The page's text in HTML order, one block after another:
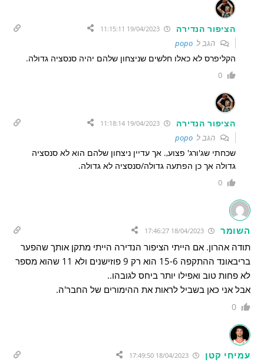
הציפור הנדירה
הגב לpopo
הקליפרס לא כאלו חלשים שניצחון שלהם יהיה סנסציה גדולה.
0
הציפור הנדירה
הגב לpopo
שכחתי שג'ורג' פצוע,. אך עדיין ניצחון שלהם הוא לא סנסציה
גדולה אך כן הפתעה גדולה/סנסציה לא גדולה.
0
השומר
תודה אהרון. אם הייתי הציפור הנדירה הייתי מתקן אותך שהפער
בריבאונד ההתקפה 15-6 הוא רק 9 פוזישנים ולא 11 שהוא מספר
לא פחות טוב ואפילו יותר ביחס לגובהו..
אבל אני כאן בשביל לראות את ההימורים של החבר'ה.
0
עמיחי קטן